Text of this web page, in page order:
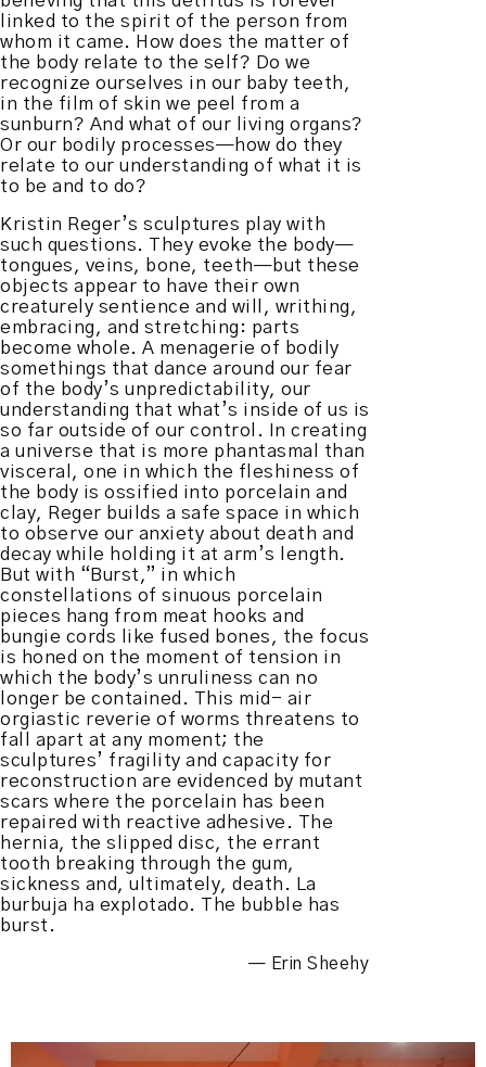
linked to the spirit of the person from
whom it came. How does the matter of
the body relate to the self? Do we
recognize ourselves in our baby teeth,
in the film of skin we peel from a
sunburn? And what of our living organs?
Or our bodily processes—how do they
relate to our understanding of what it is
to be and to do?
Kristin Reger’s sculptures play with
such questions. They evoke the body—
tongues, veins, bone, teeth—but these
objects appear to have their own
creaturely sentience and will, writhing,
embracing, and stretching: parts
become whole. A menagerie of bodily
somethings that dance around our fear
of the body’s unpredictability, our
understanding that what’s inside of us is
so far outside of our control. In creating
a universe that is more phantasmal than
visceral, one in which the fleshiness of
the body is ossified into porcelain and
clay, Reger builds a safe space in which
to observe our anxiety about death and
decay while holding it at arm’s length.
But with “Burst,” in which
constellations of sinuous porcelain
pieces hang from meat hooks and
bungie cords like fused bones, the focus
is honed on the moment of tension in
which the body’s unruliness can no
longer be contained. This mid- air
orgiastic reverie of worms threatens to
fall apart at any moment; the
sculptures’ fragility and capacity for
reconstruction are evidenced by mutant
scars where the porcelain has been
repaired with reactive adhesive. The
hernia, the slipped disc, the errant
tooth breaking through the gum,
sickness and, ultimately, death. La
burbuja ha explotado. The bubble has
burst.
— Erin Sheehy